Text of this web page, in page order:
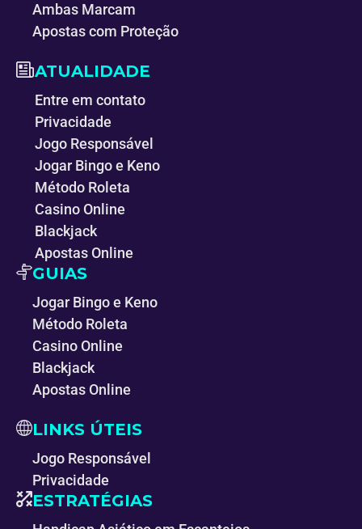
Ambas Marcam
Apostas com Proteção
ATUALIDADE
Entre em contato
Privacidade
Jogo Responsável
Jogar Bingo e Keno
Método Roleta
Casino Online
Blackjack
Apostas Online
GUIAS
Jogar Bingo e Keno
Método Roleta
Casino Online
Blackjack
Apostas Online
LINKS ÚTEIS
Jogo Responsável
Privacidade
ESTRATÉGIAS